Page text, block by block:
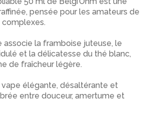
pensée pour les amateurs de
associe la framboise juteuse, le
et la délicatesse du thé blanc,
de fraîcheur légère.
élégante, désaltérante et
entre douceur, amertume et